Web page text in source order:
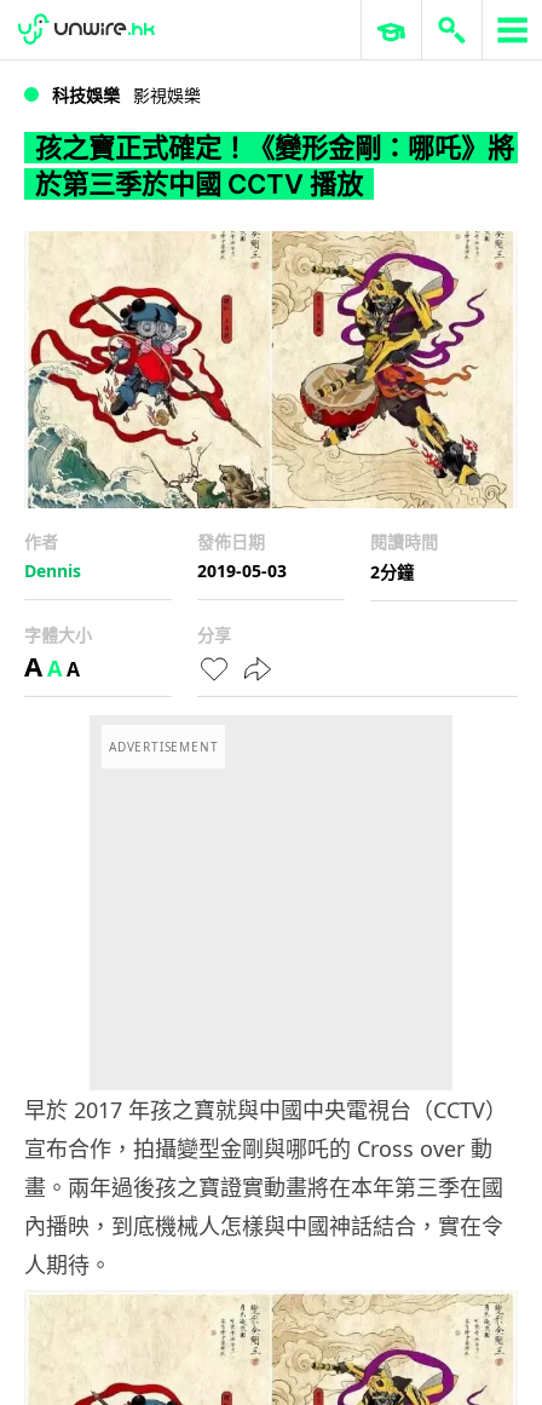
WWDC 2026 ERP 與商業 AI
科技娛樂 影視娛樂
孩之寶正式確定！《變形金剛：哪吒》將
於第三季於中國 CCTV 播放
作者
Dennis
發佈日期
2019-05-03
閱讀時間
2分鐘
字體大小
AAA
分享
ADVERTISEMENT
早於 2017 年孩之寶就與中國中央電視台（CCTV）
宣布合作，拍攝變型金剛與哪吒的 Cross over 動
畫。兩年過後孩之寶證實動畫將在本年第三季在國
內播映，到底機械人怎樣與中國神話結合，實在令
人期待。